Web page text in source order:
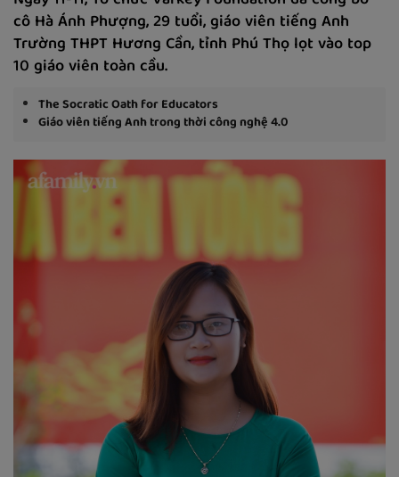
cô Hà Ánh Phượng, 29 tuổi, giáo viên tiếng Anh
Trường THPT Hương Cần, tỉnh Phú Thọ lọt vào top
10 giáo viên toàn cầu.
The Socratic Oath for Educators
Giáo viên tiếng Anh trong thời công nghệ 4.0